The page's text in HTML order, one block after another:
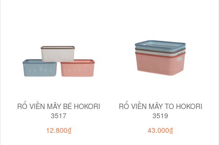
RỔ VIỀN MÂY BÉ HOKORI
3517
12.800₫
RỔ VIỀN MÂY TO HOKORI
3519
43.000₫